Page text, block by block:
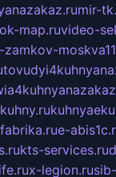
mir-
map.ruvideo-
e-
kts-services.ru
x-legion.ru